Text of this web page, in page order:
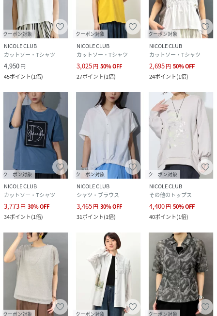
クーポン対象
NICOLE CLUB
カットソー・Tシャツ
4,950円
45ポイント(1倍)
クーポン対象
NICOLE CLUB
カットソー・Tシャツ
3,025円 50%OFF
27ポイント(1倍)
クーポン対象
NICOLE CLUB
カットソー・Tシャツ
2,695円 50%OFF
24ポイント(1倍)
クーポン対象
NICOLE CLUB
カットソー・Tシャツ
3,773円 30%OFF
34ポイント(1倍)
クーポン対象
NICOLE CLUB
シャツ・ブラウス
3,465円 30%OFF
31ポイント(1倍)
クーポン対象
NICOLE CLUB
その他のトップス
4,400円 50%OFF
40ポイント(1倍)
クーポン対象 クーポン対象 クーポン対象